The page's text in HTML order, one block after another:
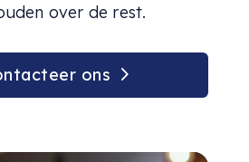
over de rest.
ons